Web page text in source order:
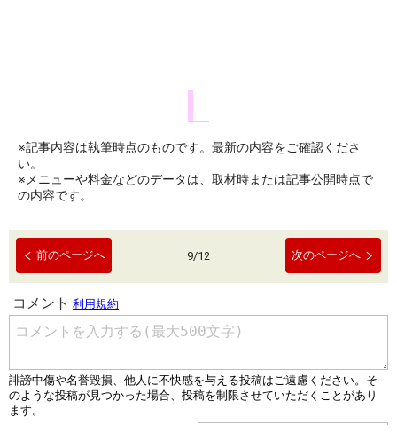
※記事内容は執筆時点のものです。最新の内容をご確認くださ
い。
※メニューや料金などのデータは、取材時または記事公開時点で
の内容です。
前のページへ 9/12 次のページへ